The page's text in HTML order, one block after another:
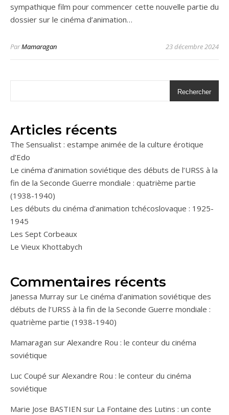
sympathique film pour commencer cette nouvelle partie du
dossier sur le cinéma d’animation…
ParMamaragan 23 décembre 2024
Rechercher
Articles récents
The Sensualist : estampe animée de la culture érotique
d’Edo
Le cinéma d’animation soviétique des débuts de l’URSS à la
fin de la Seconde Guerre mondiale : quatrième partie
(1938-1940)
Les débuts du cinéma d’animation tchécoslovaque : 1925-
1945
Les Sept Corbeaux
Le Vieux Khottabych
Commentaires récents
Janessa Murray sur Le cinéma d’animation soviétique des
débuts de l’URSS à la fin de la Seconde Guerre mondiale :
quatrième partie (1938-1940)
Mamaragan sur Alexandre Rou : le conteur du cinéma
soviétique
Luc Coupé sur Alexandre Rou : le conteur du cinéma
soviétique
Marie Jose BASTIEN sur La Fontaine des Lutins : un conte